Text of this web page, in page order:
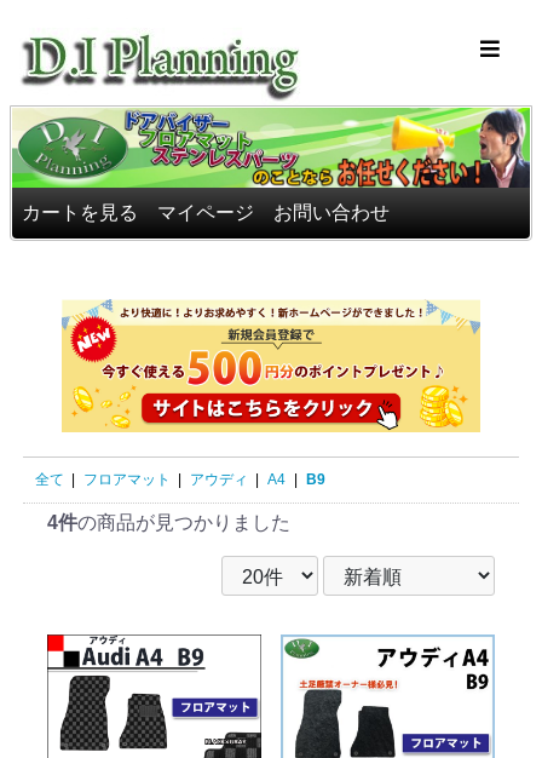
カートを見る マイページ お問い合わせ
全て | フロアマット | アウディ | A4 | B9
4件の商品が見つかりました